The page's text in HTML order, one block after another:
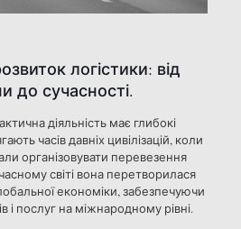
логістики: від
до сучасності.
діяльність має глибокі
часів давніх цивілізацій, коли
організовувати перевезення
світі вона перетворилася
економіки, забезпечуючи
і послуг на міжнародному рівні.